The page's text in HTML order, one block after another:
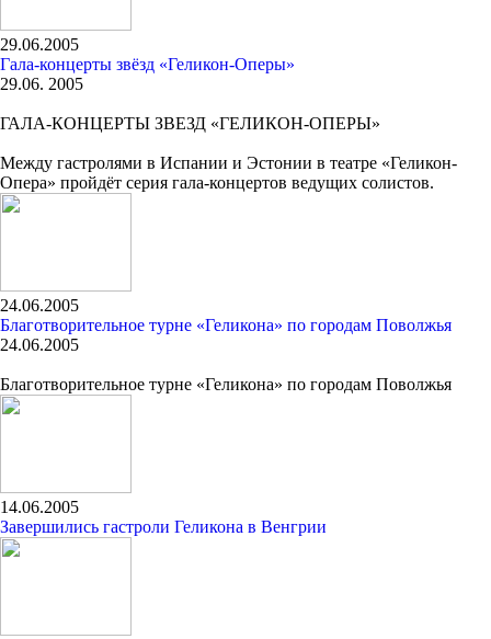
29.06.2005
Гала-концерты звёзд «Геликон-Оперы»
29.06. 2005
ГАЛА-КОНЦЕРТЫ ЗВЕЗД «ГЕЛИКОН-ОПЕРЫ»
Между гастролями в Испании и Эстонии в театре «Геликон-
Опера» пройдёт серия гала-концертов ведущих солистов.
24.06.2005
Благотворительное турне «Геликона» по городам Поволжья
24.06.2005
Благотворительное турне «Геликона» по городам Поволжья
14.06.2005
Завершились гастроли Геликона в Венгрии